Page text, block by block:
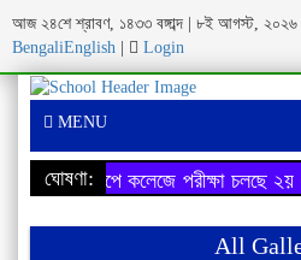
আজ ২৪শে শ্রাবণ, ১৪৩৩ বঙ্গাব্দ | ৮ই আগস্ট, ২০২৬
BengaliEnglish Login
MENU
ঘোষণা: ২য়
২য় ধাপে কলেজে পরীক্ষা চলছে
All